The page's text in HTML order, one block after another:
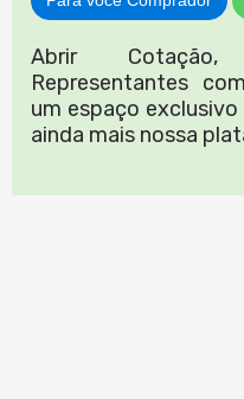
Abrir Cotação,
Representantes
um espaço
ainda mais nossa